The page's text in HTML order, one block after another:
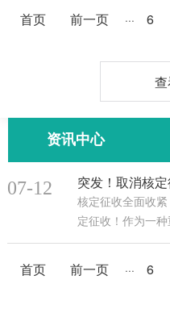
首页 前一页 ··· 6
资讯中心
07-12
核定征收全面收
定征收！作为一种
真的会被取消吗
···
首页 前一页 ··· 6